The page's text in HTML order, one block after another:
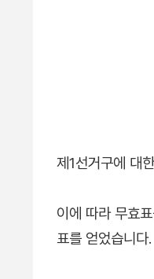
제1선거구에 대
이에 따라 무효
표를 얻었습니다.